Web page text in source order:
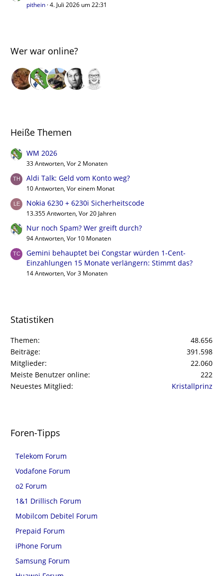
pithein 4. Juli 2026 um 22:31
Wer war online?
Heiße Themen
WM 2026
33 Antworten, Vor 2 Monaten
Aldi Talk: Geld vom Konto weg?
10 Antworten, Vor einem Monat
Nokia 6230 + 6230i Sicherheitscode
13.355 Antworten, Vor 20 Jahren
Nur noch Spam? Wer greift durch?
94 Antworten, Vor 10 Monaten
Gemini behauptet bei Congstar würden 1-Cent-
Einzahlungen 15 Monate verlängern: Stimmt das?
14 Antworten, Vor 3 Monaten
Statistiken
Themen
48.656
Beiträge
391.598
Mitglieder
22.060
Meiste Benutzer online
222
Neuestes Mitglied
Kristallprinz
Foren-Tipps
Telekom Forum
Vodafone Forum
o2 Forum
1&1 Drillisch Forum
Mobilcom Debitel Forum
Prepaid Forum
iPhone Forum
Samsung Forum